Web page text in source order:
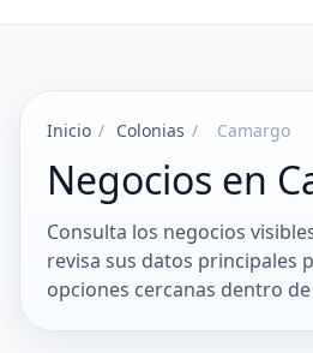
Inicio / Colonias / Camargo
Negocios en
Consulta los negocios
revisa sus datos principales
opciones cercanas dentro